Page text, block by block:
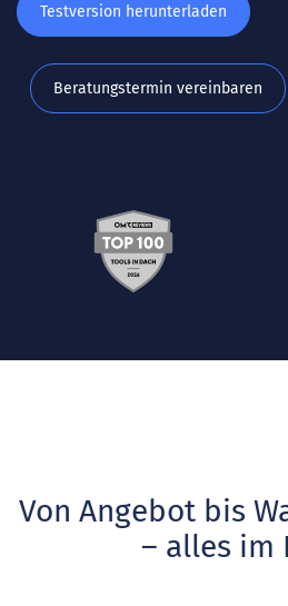
Testversion herunterladen
Beratungstermin vereinbaren
Von Angebot bis
– alles im